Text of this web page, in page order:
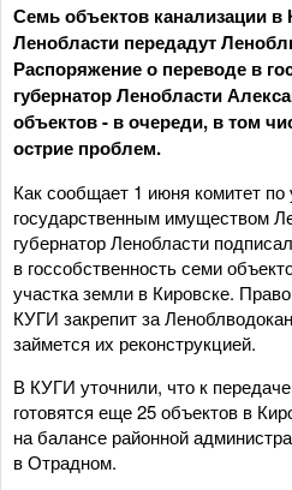
Семь объектов канализации в
Ленобласти передадут
Распоряжение о переводе в
губернатор Ленобласти
объектов - в очереди, в том
острие проблем.
Как сообщает 1 июня комитет
государственным имуществом
губернатор Ленобласти
в госсобственность семи
участка земли в Кировске.
КУГИ закрепит за
займется их реконструкцией.
В КУГИ уточнили, что к
готовятся еще 25 объектов в
на балансе районной
в Отрадном.